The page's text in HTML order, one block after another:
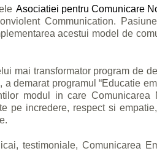
Asociatiei pentru Comunicare
Communication.
acestui model de
mai transformator program de
demarat programul “Educatie
modul in care Comunicarea
pe incredere, respect si
testimoniale, Comunicarea